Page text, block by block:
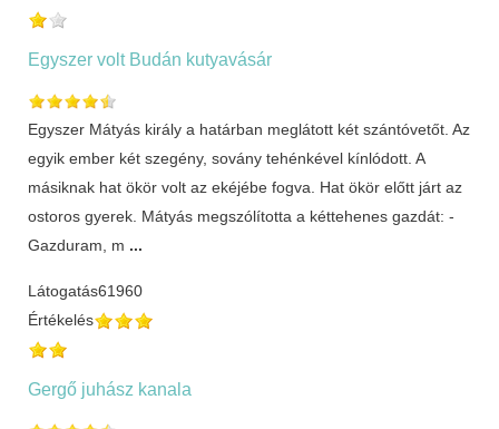
Egyszer volt Budán kutyavásár
Egyszer Mátyás király a határban meglátott két szántóvetőt. Az
egyik ember két szegény, sovány tehénkével kínlódott. A
másiknak hat ökör volt az ekéjébe fogva. Hat ökör előtt járt az
ostoros gyerek. Mátyás megszólította a kéttehenes gazdát: -
Gazduram, m ...
Látogatás61960
Értékelés
Gergő juhász kanala